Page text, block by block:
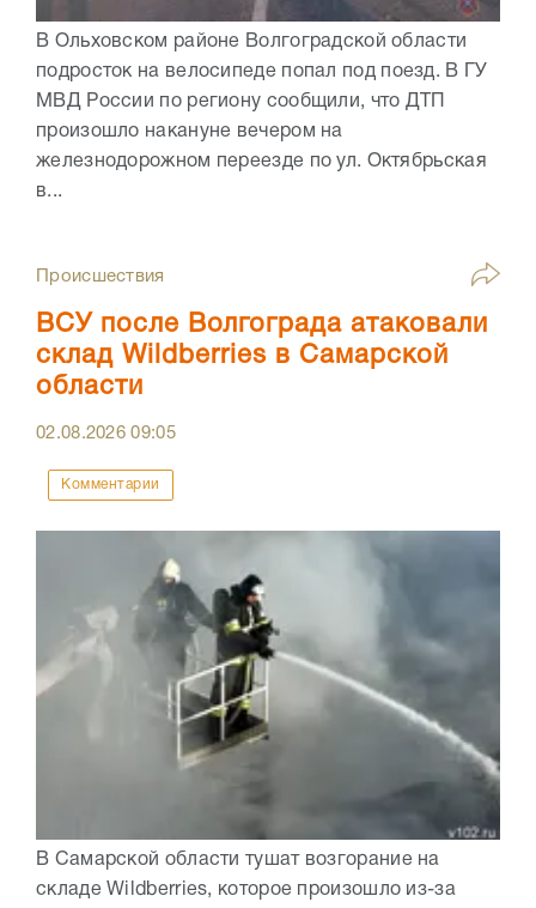
В Ольховском районе Волгоградской области
подросток на велосипеде попал под поезд. В ГУ
МВД России по региону сообщили, что ДТП
произошло накануне вечером на
железнодорожном переезде по ул. Октябрьская
в...
Происшествия
ВСУ после Волгограда атаковали
склад Wildberries в Самарской
области
02.08.202609:05
Комментарии
В Самарской области тушат возгорание на
складе Wildberries, которое произошло из-за